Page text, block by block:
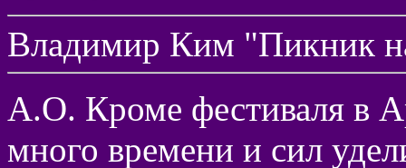
Владимир Ким "Пикник
А.О. Кроме фестиваля в
много времени и сил